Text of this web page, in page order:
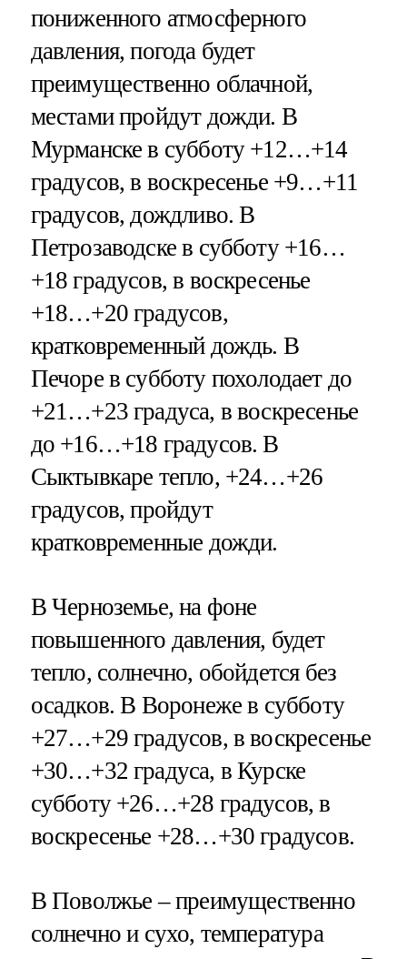
пониженного атмосферного
давления, погода будет
преимущественно облачной,
местами пройдут дожди. В
Мурманске в субботу +12…+14
градусов, в воскресенье +9…+11
градусов, дождливо. В
Петрозаводске в субботу +16…
+18 градусов, в воскресенье
+18…+20 градусов,
кратковременный дождь. В
Печоре в субботу похолодает до
+21…+23 градуса, в воскресенье
до +16…+18 градусов. В
Сыктывкаре тепло, +24…+26
градусов, пройдут
кратковременные дожди.
В Черноземье, на фоне
повышенного давления, будет
тепло, солнечно, обойдется без
осадков. В Воронеже в субботу
+27…+29 градусов, в воскресенье
+30…+32 градуса, в Курске
субботу +26…+28 градусов, в
воскресенье +28…+30 градусов.
В Поволжье – преимущественно
солнечно и сухо, температура